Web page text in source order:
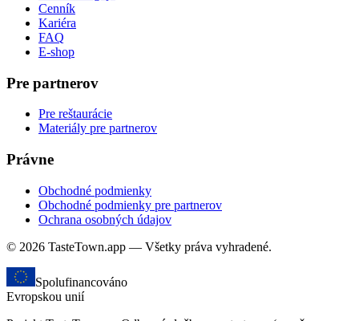
Cenník
Kariéra
FAQ
E-shop
Pre partnerov
Pre reštaurácie
Materiály pre partnerov
Právne
Obchodné podmienky
Obchodné podmienky pre partnerov
Ochrana osobných údajov
© 2026 TasteTown.app — Všetky práva vyhradené.
Spolufinancováno
Evropskou unií